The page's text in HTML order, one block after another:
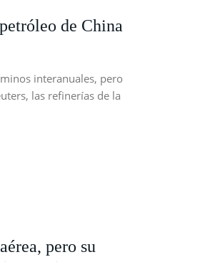
de China
interanuales, pero
las refinerías de la
pero su